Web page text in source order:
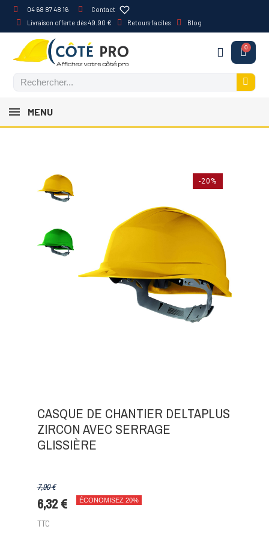
04 68 87 48 16
Contact
Livraison offerte dès 49.90 €
Retours faciles Blog
MENU
-20%
CASQUE DE CHANTIER DELTAPLUS
ZIRCON AVEC SERRAGE
GLISSIÈRE
7,90 €
6,32 € ÉCONOMISEZ 20%
TTC